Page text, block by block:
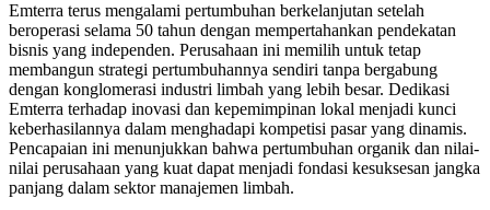
Emterra terus mengalami pertumbuhan berkelanjutan setelah
beroperasi selama 50 tahun dengan mempertahankan pendekatan
bisnis yang independen. Perusahaan ini memilih untuk tetap
membangun strategi pertumbuhannya sendiri tanpa bergabung
dengan konglomerasi industri limbah yang lebih besar. Dedikasi
Emterra terhadap inovasi dan kepemimpinan lokal menjadi kunci
keberhasilannya dalam menghadapi kompetisi pasar yang dinamis.
Pencapaian ini menunjukkan bahwa pertumbuhan organik dan nilai-
nilai perusahaan yang kuat dapat menjadi fondasi kesuksesan jangka
panjang dalam sektor manajemen limbah.